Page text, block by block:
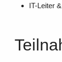
IT-Leiter